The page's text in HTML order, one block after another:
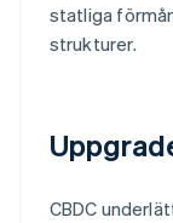
statliga
strukturer.
CBDC